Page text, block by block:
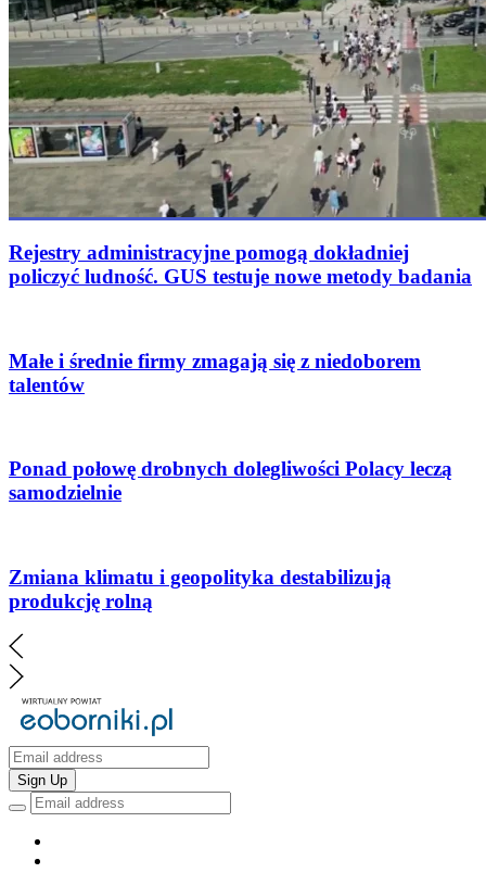
Rejestry administracyjne pomogą dokładniej
policzyć ludność. GUS testuje nowe metody badania
Małe i średnie firmy zmagają się z niedoborem
talentów
Ponad połowę drobnych dolegliwości Polacy leczą
samodzielnie
Zmiana klimatu i geopolityka destabilizują
produkcję rolną
Sign Up